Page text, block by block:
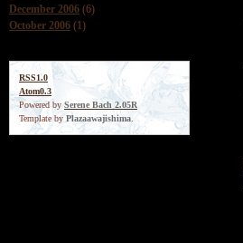
December 2006 (6)
October 2006 (1)
RSS1.0
Atom0.3
Powered bySerene Bach 2.05R
Template by Plazaawajishima